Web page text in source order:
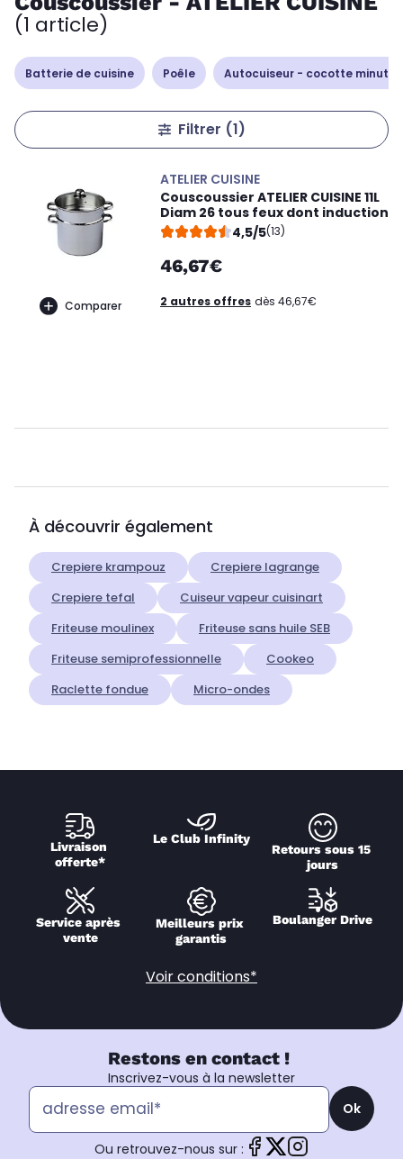
(1 article)
Batterie de cuisine Poêle Autocuiseur - cocotte minute
Filtrer (1)
Comparer
ATELIER CUISINE
Couscoussier ATELIER CUISINE 11L
Diam 26 tous feux dont induction
4,5/5(13)
46,67€
2 autres offres dès 46,67€
À découvrir également
Crepiere krampouz
Crepiere lagrange
Crepiere tefal
Cuiseur vapeur cuisinart
Friteuse moulinex
Friteuse sans huile SEB
Friteuse semiprofessionnelle
Cookeo
Raclette fondue
Micro-ondes
Livraison
offerte*
Le Club Infinity
Retours sous 15
jours
Service après
vente
Meilleurs prix
garantis
Boulanger Drive
Voir conditions*
Restons en contact !
Inscrivez-vous à la newsletter
Ok
Ou retrouvez-nous sur :